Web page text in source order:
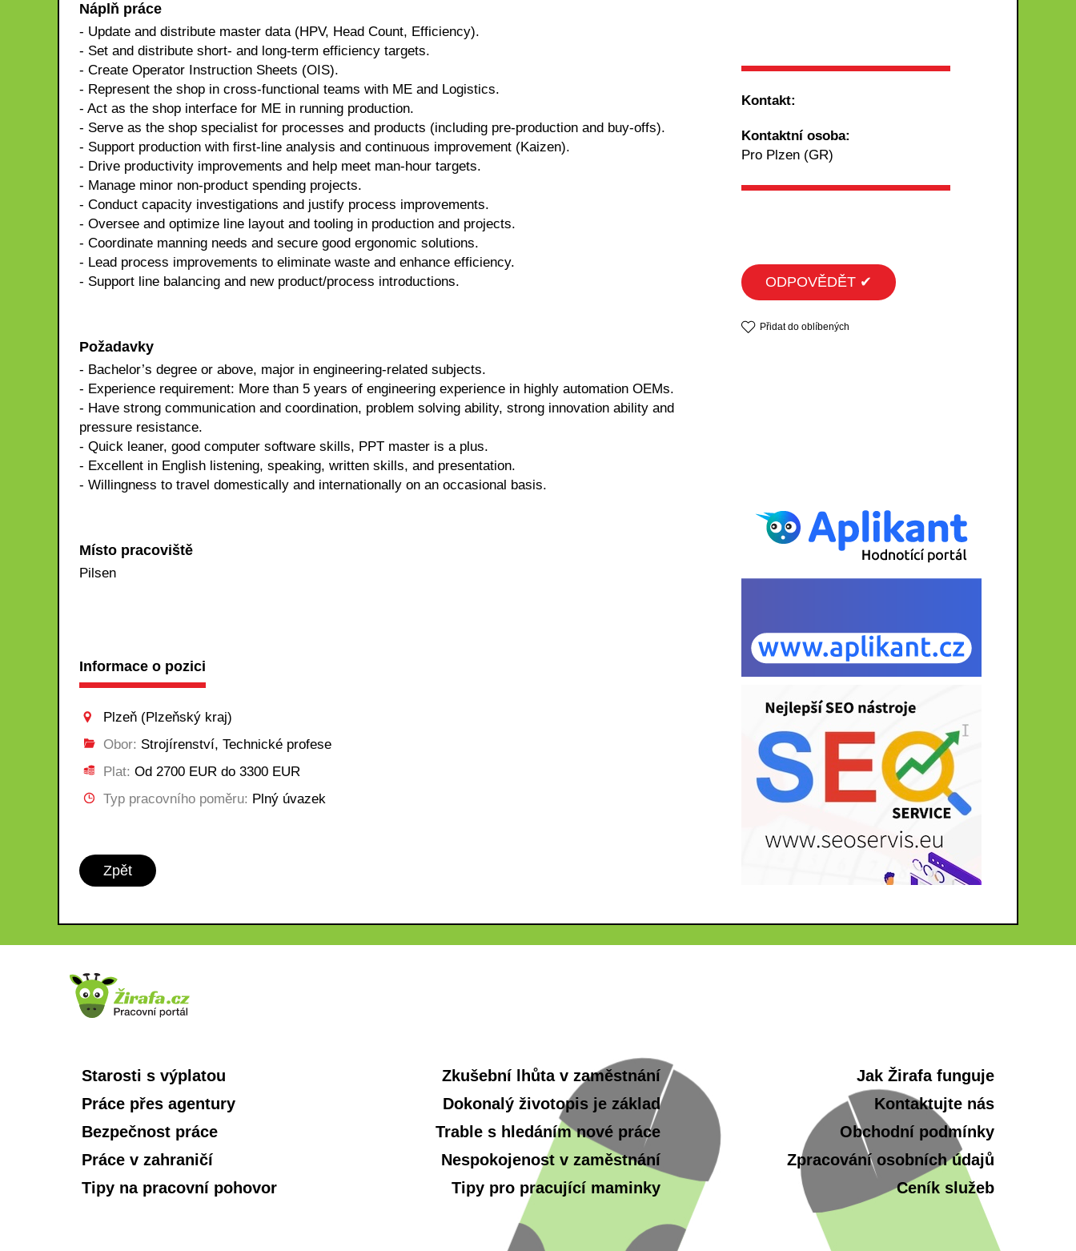
Náplň práce
- Update and distribute master data (HPV, Head Count, Efficiency).
- Set and distribute short- and long-term efficiency targets.
- Create Operator Instruction Sheets (OIS).
- Represent the shop in cross-functional teams with ME and Logistics.
- Act as the shop interface for ME in running production.
- Serve as the shop specialist for processes and products (including pre-production and buy-offs).
- Support production with first-line analysis and continuous improvement (Kaizen).
- Drive productivity improvements and help meet man-hour targets.
- Manage minor non-product spending projects.
- Conduct capacity investigations and justify process improvements.
- Oversee and optimize line layout and tooling in production and projects.
- Coordinate manning needs and secure good ergonomic solutions.
- Lead process improvements to eliminate waste and enhance efficiency.
- Support line balancing and new product/process introductions.
Požadavky
- Bachelor’s degree or above, major in engineering-related subjects.
- Experience requirement: More than 5 years of engineering experience in highly automation OEMs.
- Have strong communication and coordination, problem solving ability, strong innovation ability and
pressure resistance.
- Quick leaner, good computer software skills, PPT master is a plus.
- Excellent in English listening, speaking, written skills, and presentation.
- Willingness to travel domestically and internationally on an occasional basis.
Místo pracoviště
Pilsen
Informace o pozici
Plzeň (Plzeňský kraj)
Obor: Strojírenství, Technické profese
Plat: Od 2700 EUR do 3300 EUR
Typ pracovního poměru: Plný úvazek
Zpět
Kontakt:
Kontaktní osoba:
Pro Plzen (GR)
ODPOVĚDĚT ✔
Přidat do oblíbených
Starosti s výplatou
Práce přes agentury
Bezpečnost práce
Práce v zahraničí
Tipy na pracovní pohovor
Zkušební lhůta v zaměstnání
Dokonalý životopis je základ
Trable s hledáním nové práce
Nespokojenost v zaměstnání
Tipy pro pracující maminky
Jak Žirafa funguje
Kontaktujte nás
Obchodní podmínky
Zpracování osobních údajů
Ceník služeb